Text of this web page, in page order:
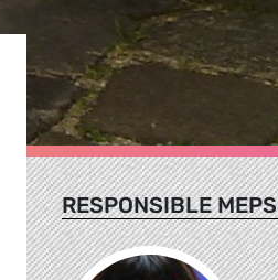
RESPONSIBLE MEPS